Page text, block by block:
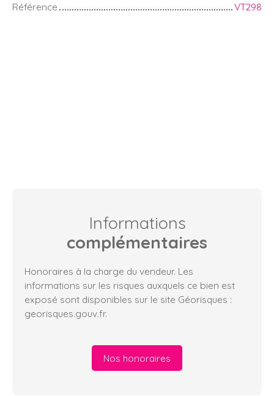
Référence
VT298
Informations
complémentaires
Honoraires à la charge du vendeur. Les
informations sur les risques auxquels ce bien est
exposé sont disponibles sur le site Géorisques :
georisques.gouv.fr.
Nos honoraires